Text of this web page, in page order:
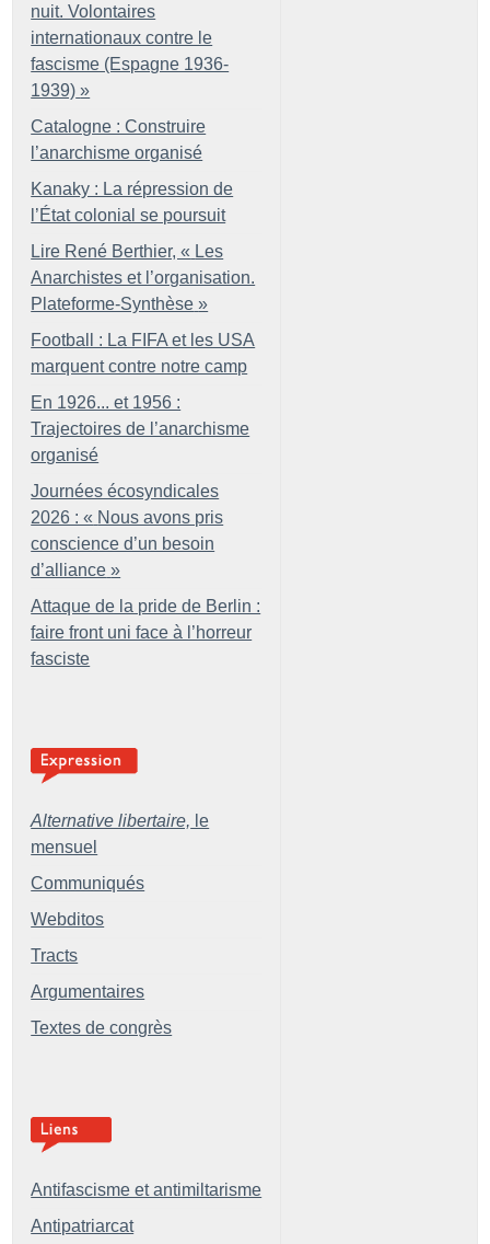
nuit. Volontaires
internationaux contre le
fascisme (Espagne 1936-
1939) »
Catalogne : Construire
l’anarchisme organisé
Kanaky : La répression de
l’État colonial se poursuit
Lire René Berthier, « Les
Anarchistes et l’organisation.
Plateforme-Synthèse »
Football : La FIFA et les USA
marquent contre notre camp
En 1926... et 1956 :
Trajectoires de l’anarchisme
organisé
Journées écosyndicales
2026 : « Nous avons pris
conscience d’un besoin
d’alliance »
Attaque de la pride de Berlin :
faire front uni face à l’horreur
fasciste
Alternative libertaire, le
mensuel
Communiqués
Webditos
Tracts
Argumentaires
Textes de congrès
Antifascisme et antimiltarisme
Antipatriarcat